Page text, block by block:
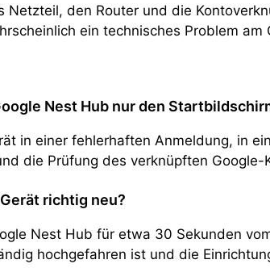
Netzteil, den Router und die
ein technisches Problem am
Nest Hub nur den
in einer fehlerhaften Anmeldung, in
die Prüfung des verknüpften
richtig neu?
Nest Hub für etwa 30 Sekunden
hochgefahren ist und die